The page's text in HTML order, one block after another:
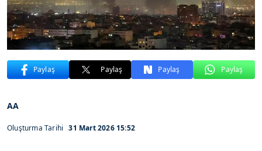
Paylaş Paylaş Paylaş Paylaş
AA
Oluşturma Tarihi 31 Mart 2026 15:52